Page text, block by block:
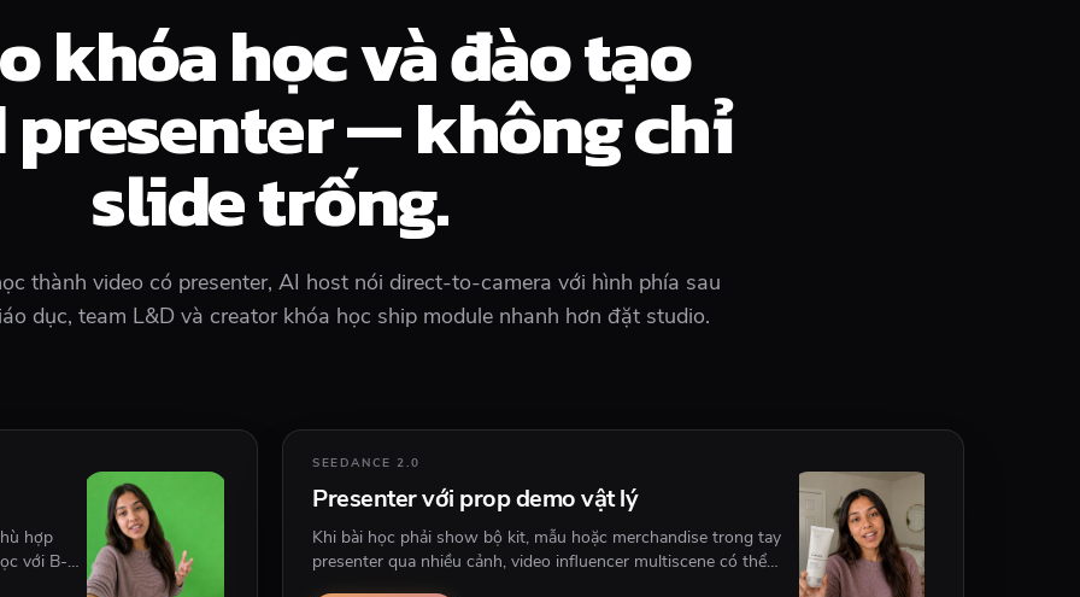
khóa học và đào tạo
— không chỉ
slide trống.
thành video có presenter, AI host nói direct-to-camera với hình phía sau
dục, team L&D và creator khóa học ship module nhanh hơn đặt studio.
hợp
với B-
SEEDANCE 2.0
Presenter với prop demo vật lý
Khi bài học phải show bộ kit, mẫu hoặc merchandise trong tay
presenter qua nhiều cảnh, video influencer multiscene có thể